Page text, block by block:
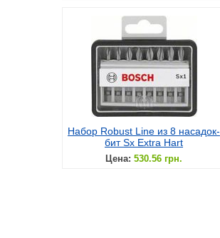
Набор Robust Line из 8 насадок-
бит Sx Extra Hart
Цена: 530.56 грн.